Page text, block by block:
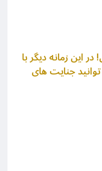
این زمانه دیگر با
جنایت های